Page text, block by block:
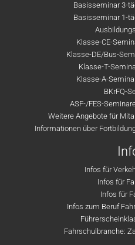
Basisseminar 3-
Basisseminar 1-
Klasse-CE-
Klasse-DE/Bus-
Klasse-T-
Klasse-A-
BKrFQ-
ASF-/FES-
Weitere Angebote für
Informationen über
Infos für
Infos für
Infos für
Infos zum Beruf
Fahrschulbranche: